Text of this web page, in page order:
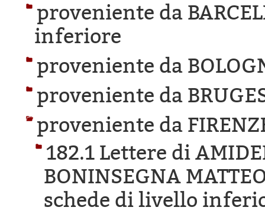
proveniente da
inferiore
proveniente da
proveniente da
proveniente da
182.1 Lettere di
BONINSEGNA
schede di livello